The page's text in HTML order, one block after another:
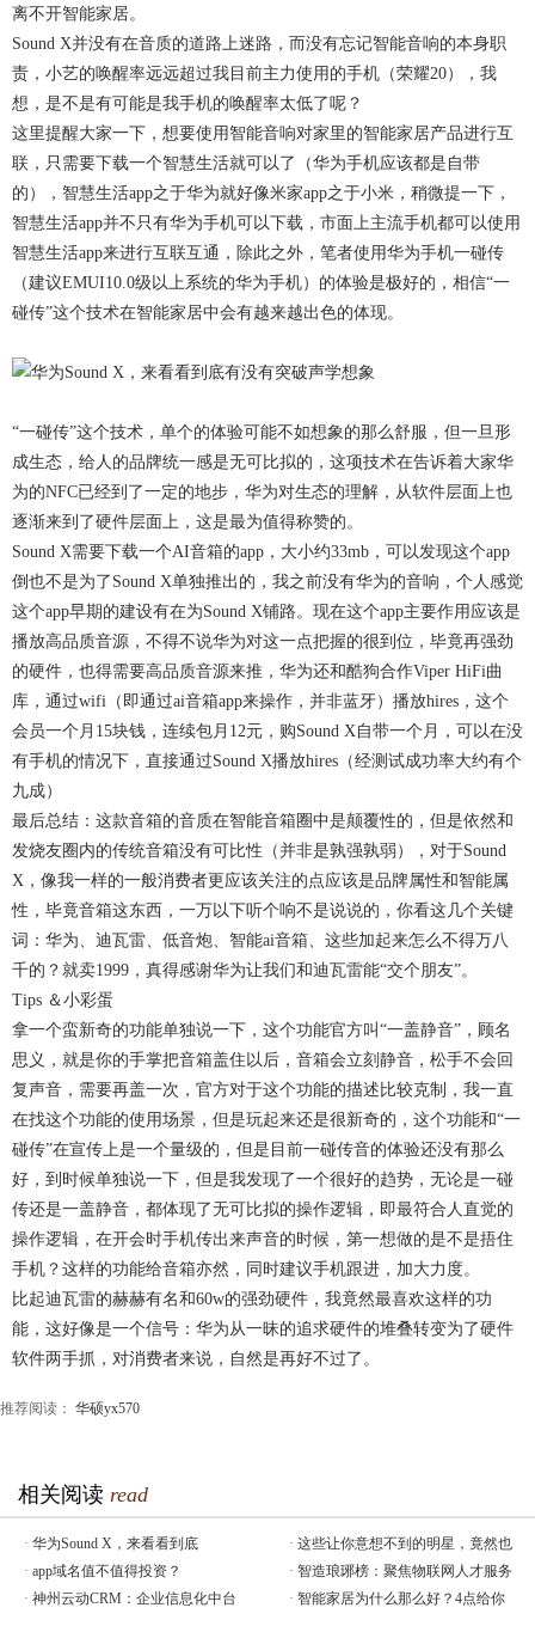
离不开智能家居。
Sound X并没有在音质的道路上迷路，而没有忘记智能音响的本身职
责，小艺的唤醒率远远超过我目前主力使用的手机（荣耀20），我
想，是不是有可能是我手机的唤醒率太低了呢？
这里提醒大家一下，想要使用智能音响对家里的智能家居产品进行互
联，只需要下载一个智慧生活就可以了（华为手机应该都是自带
的），智慧生活app之于华为就好像米家app之于小米，稍微提一下，
智慧生活app并不只有华为手机可以下载，市面上主流手机都可以使用
智慧生活app来进行互联互通，除此之外，笔者使用华为手机一碰传
（建议EMUI10.0级以上系统的华为手机）的体验是极好的，相信“一
碰传”这个技术在智能家居中会有越来越出色的体现。
“一碰传”这个技术，单个的体验可能不如想象的那么舒服，但一旦形
成生态，给人的品牌统一感是无可比拟的，这项技术在告诉着大家华
为的NFC已经到了一定的地步，华为对生态的理解，从软件层面上也
逐渐来到了硬件层面上，这是最为值得称赞的。
Sound X需要下载一个AI音箱的app，大小约33mb，可以发现这个app
倒也不是为了Sound X单独推出的，我之前没有华为的音响，个人感觉
这个app早期的建设有在为Sound X铺路。现在这个app主要作用应该是
播放高品质音源，不得不说华为对这一点把握的很到位，毕竟再强劲
的硬件，也得需要高品质音源来推，华为还和酷狗合作Viper HiFi曲
库，通过wifi（即通过ai音箱app来操作，并非蓝牙）播放hires，这个
会员一个月15块钱，连续包月12元，购Sound X自带一个月，可以在没
有手机的情况下，直接通过Sound X播放hires（经测试成功率大约有个
九成）
最后总结：这款音箱的音质在智能音箱圈中是颠覆性的，但是依然和
发烧友圈内的传统音箱没有可比性（并非是孰强孰弱），对于Sound
X，像我一样的一般消费者更应该关注的点应该是品牌属性和智能属
性，毕竟音箱这东西，一万以下听个响不是说说的，你看这几个关键
词：华为、迪瓦雷、低音炮、智能ai音箱、这些加起来怎么不得万八
千的？就卖1999，真得感谢华为让我们和迪瓦雷能“交个朋友”。
Tips ＆小彩蛋
拿一个蛮新奇的功能单独说一下，这个功能官方叫“一盖静音”，顾名
思义，就是你的手掌把音箱盖住以后，音箱会立刻静音，松手不会回
复声音，需要再盖一次，官方对于这个功能的描述比较克制，我一直
在找这个功能的使用场景，但是玩起来还是很新奇的，这个功能和“一
碰传”在宣传上是一个量级的，但是目前一碰传音的体验还没有那么
好，到时候单独说一下，但是我发现了一个很好的趋势，无论是一碰
传还是一盖静音，都体现了无可比拟的操作逻辑，即最符合人直觉的
操作逻辑，在开会时手机传出来声音的时候，第一想做的是不是捂住
手机？这样的功能给音箱亦然，同时建议手机跟进，加大力度。
比起迪瓦雷的赫赫有名和60w的强劲硬件，我竟然最喜欢这样的功
能，这好像是一个信号：华为从一昧的追求硬件的堆叠转变为了硬件
软件两手抓，对消费者来说，自然是再好不过了。
推荐阅读： 华硕yx570
相关阅读 read
· 华为Sound X，来看看到底 · 这些让你意想不到的明星，竟然也
· app域名值不值得投资？ · 智造琅琊榜：聚焦物联网人才服务
· 神州云动CRM：企业信息化中台 · 智能家居为什么那么好？4点给你